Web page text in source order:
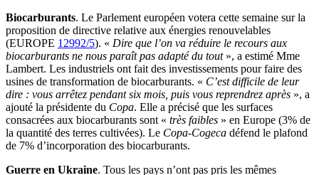
Biocarburants. Le Parlement européen votera cette semaine sur la
proposition de directive relative aux énergies renouvelables
(EUROPE 12992/5). « Dire que l’on va réduire le recours aux
biocarburants ne nous paraît pas adapté du tout», a estimé Mme
Lambert. Les industriels ont fait des investissements pour faire des
usines de transformation de biocarburants. « C’est difficile de leur
dire : vous arrêtez pendant six mois, puis vous reprendrez après », a
ajouté la présidente du Copa. Elle a précisé que les surfaces
consacrées aux biocarburants sont « très faibles » en Europe (3% de
la quantité des terres cultivées). Le Copa-Cogeca défend le plafond
de 7% d’incorporation des biocarburants.
Guerre en Ukraine. Tous les pays n’ont pas pris les mêmes